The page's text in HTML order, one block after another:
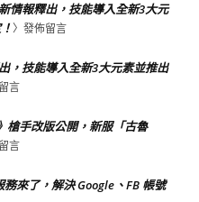
情報釋出，技能導入全新3大元
〉發佈留言
，技能導入全新3大元素並推出
言
槍手改版公開，新服「古魯
言
務來了，解決 Google、FB 帳號